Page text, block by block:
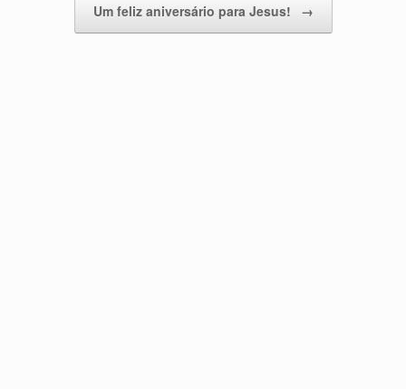
Um feliz aniversário para Jesus! →